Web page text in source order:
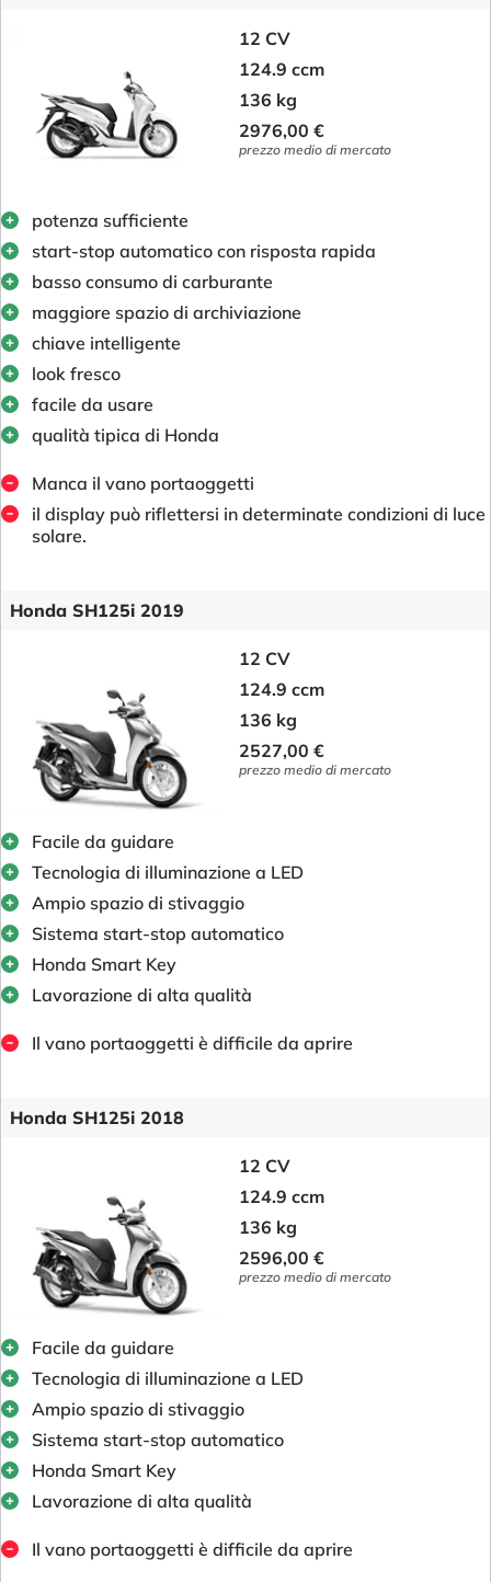
12 CV
124.9 ccm
136 kg
2976,00 €
prezzo medio di mercato
potenza sufficiente
start-stop automatico con risposta rapida
basso consumo di carburante
maggiore spazio di archiviazione
chiave intelligente
look fresco
facile da usare
qualità tipica di Honda
Manca il vano portaoggetti
il display può riflettersi in determinate condizioni di luce
solare.
Honda SH125i 2019
12 CV
124.9 ccm
136 kg
2527,00 €
prezzo medio di mercato
Facile da guidare
Tecnologia di illuminazione a LED
Ampio spazio di stivaggio
Sistema start-stop automatico
Honda Smart Key
Lavorazione di alta qualità
Il vano portaoggetti è difficile da aprire
Honda SH125i 2018
12 CV
124.9 ccm
136 kg
2596,00 €
prezzo medio di mercato
Facile da guidare
Tecnologia di illuminazione a LED
Ampio spazio di stivaggio
Sistema start-stop automatico
Honda Smart Key
Lavorazione di alta qualità
Il vano portaoggetti è difficile da aprire